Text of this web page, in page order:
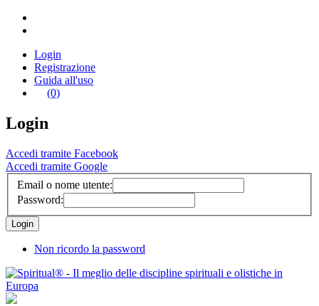
Login
Registrazione
Guida all'uso
(0)
Login
Accedi tramite Facebook
Accedi tramite Google
Email o nome utente:
Password:
Non ricordo la password